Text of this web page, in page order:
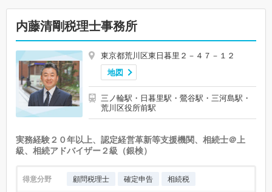
内藤清剛税理士事務所
東京都荒川区東日暮里２－４７－１２
地図
三ノ輪駅・日暮里駅・鶯谷駅・三河島駅・
荒川区役所前駅
実務経験２０年以上、認定経営革新等支援機関、相続士＠上
級、相続アドバイザー２級（銀検）
得意分野 顧問税理士 確定申告 相続税